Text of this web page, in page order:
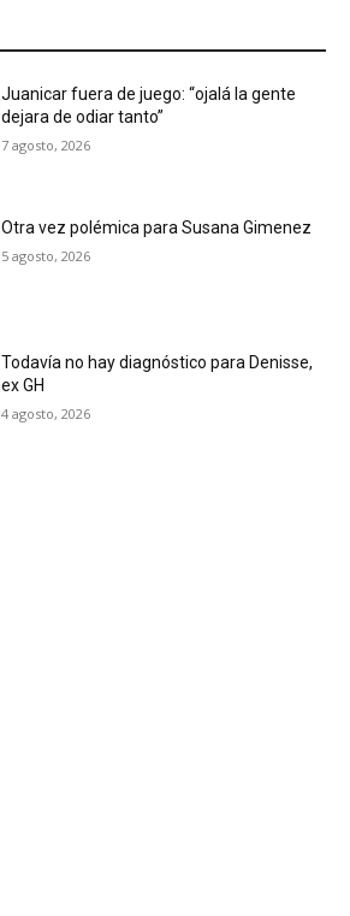
Juanicar fuera de juego: “ojalá la gente
dejara de odiar tanto”
7 agosto, 2026
Otra vez polémica para Susana Gimenez
5 agosto, 2026
Todavía no hay diagnóstico para Denisse,
ex GH
4 agosto, 2026